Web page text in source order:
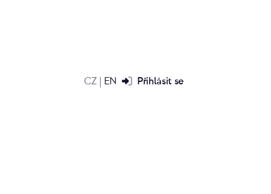
CZ EN Přihlásit se